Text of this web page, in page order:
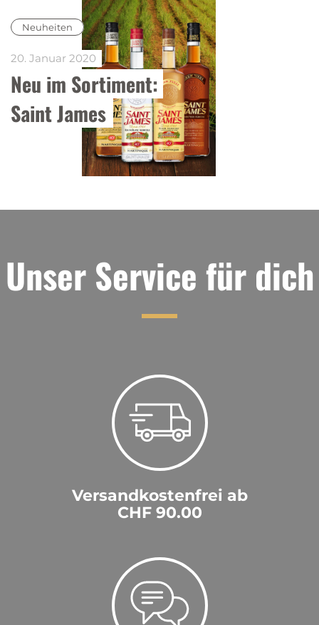
Neuheiten
Neu im Sortiment:
Saint James
20. Januar 2020
Unser Service für dich
Versandkostenfrei ab
CHF 90.00